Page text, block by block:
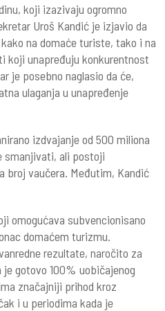
koji izazivaju ogromno
Uroš Kandić je izjavio da
na domaće turiste, tako i na
koji unapređuju konkurentnost
je posebno naglasio da će,
ulaganja u unapređenje
izdvajanje od 500 miliona
smanjivati, ali postoji
broj vaučera. Međutim, Kandić
omogućava subvencionisano
domaćem turizmu.
rezultate, naročito za
gotovo 100% uobičajenog
značajniji prihod kroz
i u periodima kada je